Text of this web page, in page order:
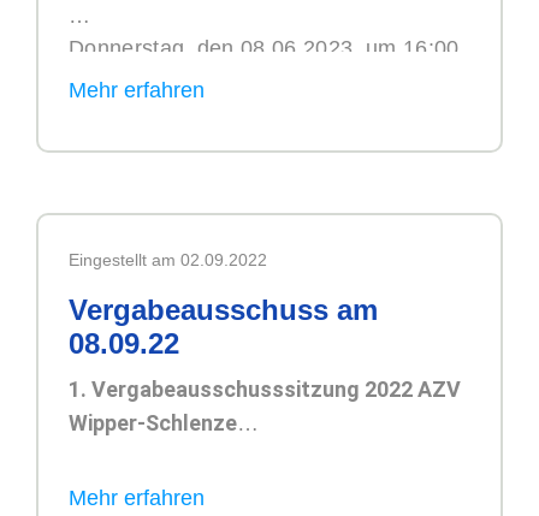
Donnerstag, den 08.06.2023, um 16:00
Uhr,
Hettstedt,
Hettstedt
Eingestellt am 02.09.2022
Vergabeausschuss am
08.09.22
1. Vergabeausschusssitzung 2022 AZV
Wipper-Schlenze
Zeit: Donnerstag, den 08.09.2022,